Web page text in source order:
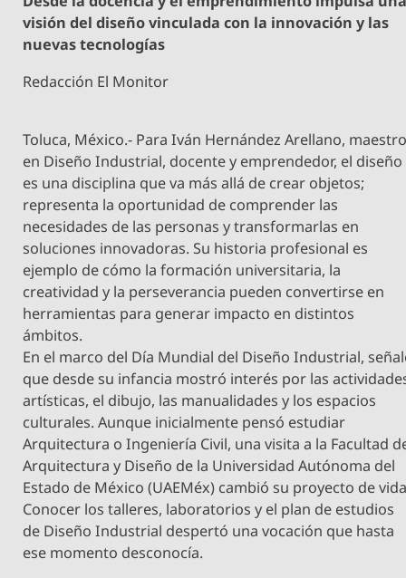
visión del diseño vinculada con la innovación y las
nuevas tecnologías
Redacción El Monitor
Toluca, México.- Para Iván Hernández Arellano,
en Diseño Industrial, docente y emprendedor, el diseño
es una disciplina que va más allá de crear objetos;
representa la oportunidad de comprender las
necesidades de las personas y transformarlas en
soluciones innovadoras. Su historia profesional es
ejemplo de cómo la formación universitaria, la
creatividad y la perseverancia pueden convertirse en
herramientas para generar impacto en distintos
ámbitos.
En el marco del Día Mundial del Diseño Industrial,
que desde su infancia mostró interés por las
artísticas, el dibujo, las manualidades y los espacios
culturales. Aunque inicialmente pensó estudiar
Arquitectura o Ingeniería Civil, una visita a la Facultad
Arquitectura y Diseño de la Universidad Autónoma del
Estado de México (UAEMéx) cambió su proyecto de
Conocer los talleres, laboratorios y el plan de estudios
de Diseño Industrial despertó una vocación que hasta
ese momento desconocía.